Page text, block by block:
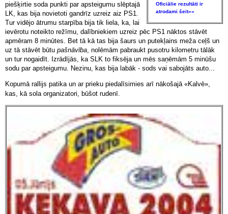
Oficiālie rezultāti ir
atrodami šeit»»
piešķirtie soda punkti par apsteigumu slēptajā
LK, kas bija novietoti gandrīz uzreiz aiz PS1.
Tur vidējo ātrumu starpība bija tik liela, ka, lai
ievērotu noteikto režīmu, dalībniekiem uzreiz pēc PS1 nāktos stāvēt
apmēram 8 minūtes. Bet tā kā tas bija šaurs un putekļains meža ceļš un
uz tā stāvēt būtu pašnāvība, nolēmām pabraukt pusotru kilometru tālāk
un tur nogaidīt. Izrādījās, ka SLK to fiksēja un mēs saņēmām 5 minūšu
sodu par apsteigumu. Nezinu, kas bija labāk - sods vai sabojāts auto...
Kopumā rallijs patika un ar prieku piedalīsimies arī nākošajā «Kalvē»,
kas, kā sola organizatori, būšot rudenī.